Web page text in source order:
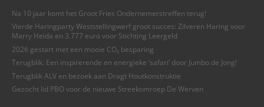
Na 10 jaar komt het Groot Fries Ondernemerstreffen terug!
Vierde Haringparty Weststellingwerf groot succes: Zilveren Haring voor
Marry Heida en 3.777 euro voor Stichting Leergeld
2026 gestart met een mooie CO₂ besparing
Terugblik: Een inspirerende en energieke ‘safari’ door Jumbo de Jong!
Terugblik ALV en bezoek aan Dragt Houtkonstruktie
Gezocht lid PBO voor de nieuwe Streekomroep De Werven